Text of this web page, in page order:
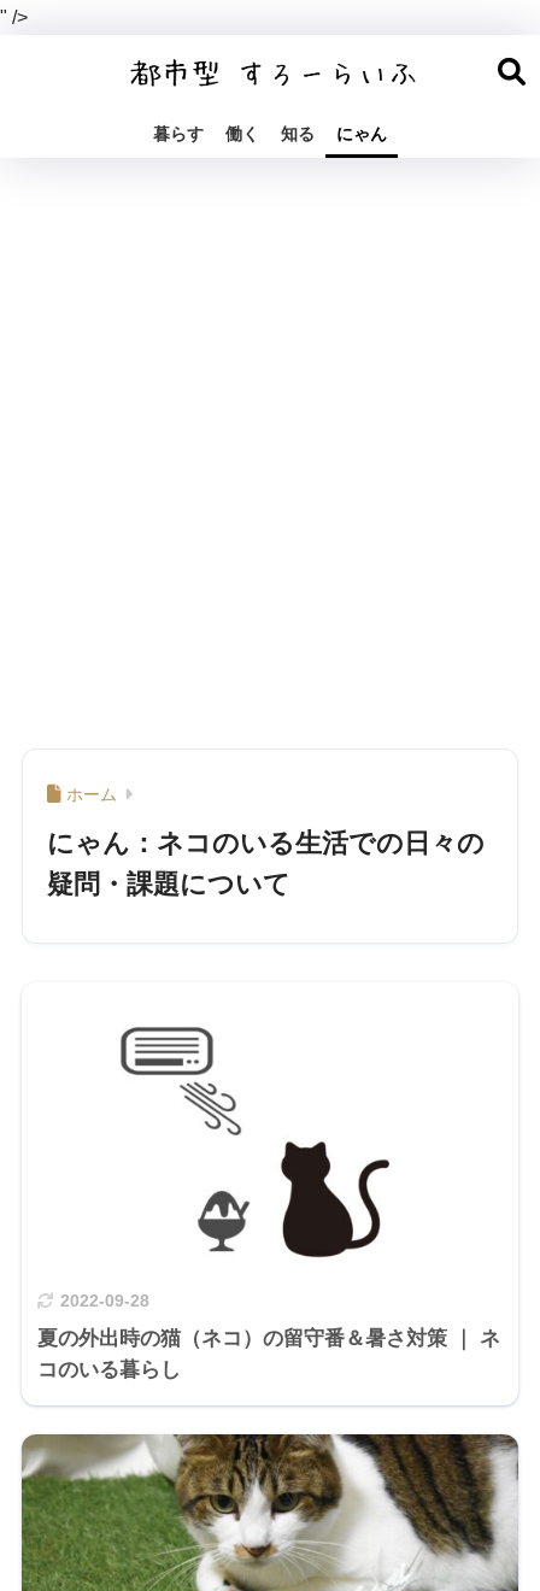
" />
暮らす 働く 知る にゃん
ホーム
にゃん：ネコのいる生活での日々の
疑問・課題について
2022-09-28
夏の外出時の猫（ネコ）の留守番＆暑さ対策 ｜ ネ
コのいる暮らし